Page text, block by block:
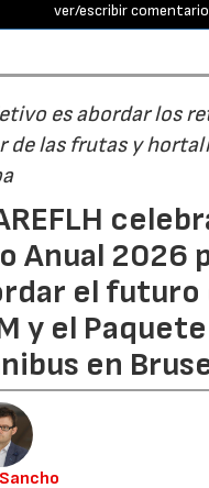
ver/escribir
es abordar los
de las frutas y
Anual 2026
el futuro
y el Paquete
en